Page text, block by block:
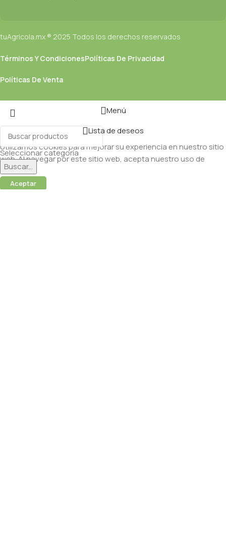
tuAgricola.mx ® 2025 Todos los derechos reservados
Términos Y CondicionesPolíticas De Privacidad
Políticas De Venta
Seleccionar categoría
Buscar...
Menú
Lista de deseos
Utilizamos cookies para mejorar su experiencia en nuestro sitio
web. Al navegar por este sitio web, acepta nuestro uso de
cookies.
Aceptar